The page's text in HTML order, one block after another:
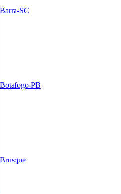
Barra-SC
Botafogo-PB
Brusque